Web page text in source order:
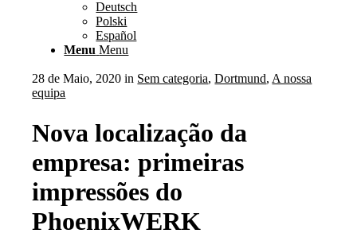
Deutsch
Polski
Español
Menu Menu
28 de Maio, 2020 in Sem categoria,Dortmund,A nossa
equipa
Nova localização da
empresa: primeiras
impressões do
PhoenixWERK